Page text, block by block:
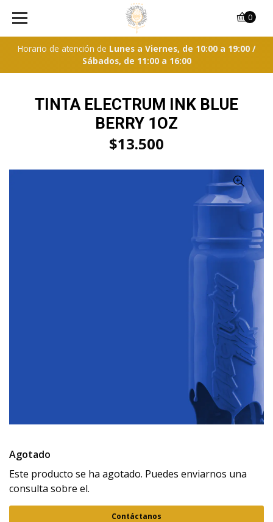
Horario de atención de Lunes a Viernes, de 10:00 a 19:00 /
Sábados, de 11:00 a 16:00
0
TINTA ELECTRUM INK BLUE
BERRY 1OZ
$13.500
Agotado
Este producto se ha agotado. Puedes enviarnos una
consulta sobre el.
Contáctanos